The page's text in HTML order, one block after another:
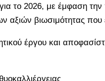
το 2026, με έμφαση την
αξιών βιωσιμότητας
έργου και